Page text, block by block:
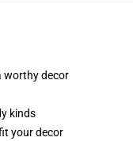
worthy decor
kinds
your decor